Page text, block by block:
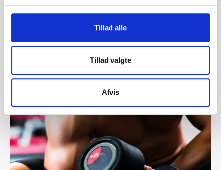
Tillad alle
Tillad valgte
Afvis
Udøver- og antidopingorganisationer går sammen